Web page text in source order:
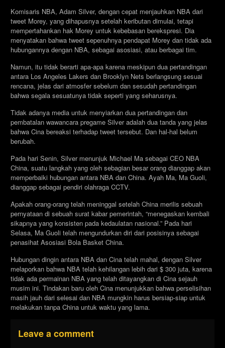
Komisaris NBA, Adam Silver, dengan cepat menjauhkan NBA dari
tweet Morey, yang dihapusnya setelah keributan dimulai, tetapi
mempertahankan hak Morey untuk kebebasan berekspresi. Dia
menyatakan bahwa tweet sepenuhnya pendapat Morey dan tidak ada
hubungannya dengan NBA, sebagai asosiasi, atau berbagai tim.
Namun, itu tidak berarti apa-apa karena meskipun dua pertandingan
antara Los Angeles Lakers dan Brooklyn Nets berlangsung sesuai
rencana, jelas dari atmosfer sebelum dan sesudah pertandingan
bahwa segala sesuatunya tidak seperti yang seharusnya.
Tidak adanya media untuk menyiarkan dua pertandingan dan
pembatalan wawancara pregame Silver adalah dua tanda yang jelas
bahwa Cina bereaksi terhadap tweet tersebut. Dan hal-hal belum
berubah.
Pada hari Senin, Silver menunjuk Michael Ma sebagai CEO NBA
China, suatu langkah yang oleh sebagian besar orang dianggap akan
memperbaiki hubungan antara NBA dan China. Ayah Ma, Ma Guoli,
dianggap sebagai pendiri olahraga CCTV.
Apakah orang-orang telah meninggal setelah China merilis sebuah
pernyataan di sebuah surat kabar pemerintah, “menegaskan kembali
sikapnya yang konsisten pada kedaulatan nasional.” Pada hari
Selasa, Ma Guoli telah mengundurkan diri dari posisinya sebagai
penasihat Asosiasi Bola Basket China.
Hubungan dingin antara NBA dan Cina telah mahal, dengan Silver
melaporkan bahwa NBA telah kehilangan lebih dari $ 300 juta, karena
tidak ada permainan NBA yang telah ditayangkan di Cina sejauh
musim ini. Tindakan baru oleh Cina menunjukkan bahwa perselisihan
masih jauh dari selesai dan NBA mungkin harus bersiap-siap untuk
melakukan tanpa China untuk waktu yang lama.
Leave a comment